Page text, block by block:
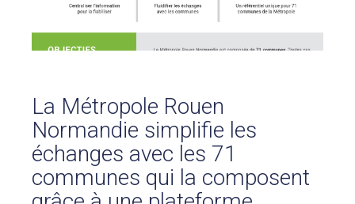
Pour ses tarifs transparents
Quel est votre besoin ?
BLOG
Témoignages clients
Fonctionnalités
Articles
A PROPOS DE NOUS
La Métropole Rouen
Normandie simplifie les
échanges avec les 71
communes qui la composent